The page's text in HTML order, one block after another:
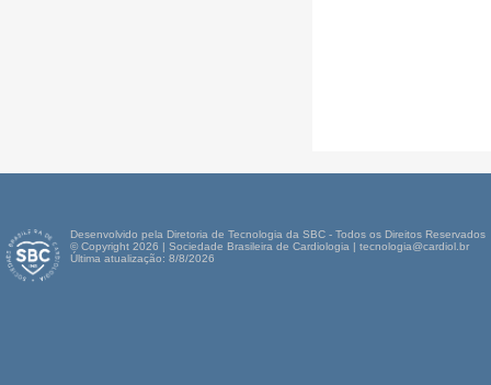
Desenvolvido pela Diretoria de Tecnologia da SBC - Todos os Direitos Reservados
© Copyright 2026 | Sociedade Brasileira de Cardiologia | tecnologia@cardiol.br
Última atualização: 8/8/2026